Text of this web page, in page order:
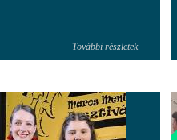
További részletek